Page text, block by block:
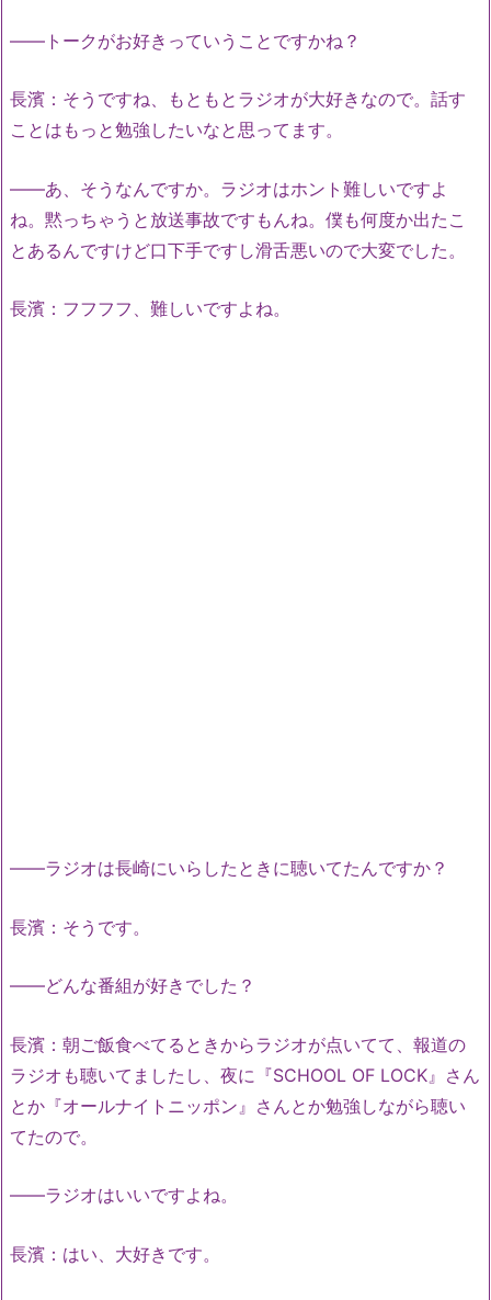
――トークがお好きっていうことですかね？
長濱：そうですね、もともとラジオが大好きなので。話す
ことはもっと勉強したいなと思ってます。
――あ、そうなんですか。ラジオはホント難しいですよ
ね。黙っちゃうと放送事故ですもんね。僕も何度か出たこ
とあるんですけど口下手ですし滑舌悪いので大変でした。
長濱：フフフフ、難しいですよね。
――ラジオは長崎にいらしたときに聴いてたんですか？
長濱：そうです。
――どんな番組が好きでした？
長濱：朝ご飯食べてるときからラジオが点いてて、報道の
ラジオも聴いてましたし、夜に『SCHOOL OF LOCK』さん
とか『オールナイトニッポン』さんとか勉強しながら聴い
てたので。
――ラジオはいいですよね。
長濱：はい、大好きです。